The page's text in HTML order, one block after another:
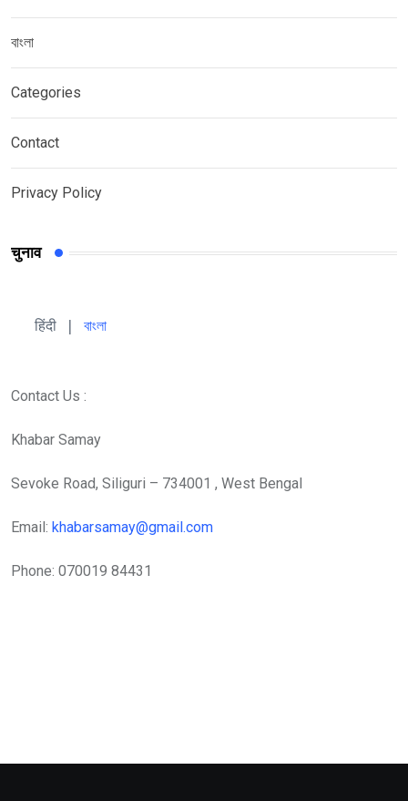
বাংলা
Categories
Contact
Privacy Policy
चुनाव
हिंदी | বাংলা
Contact Us :
Khabar Samay
Sevoke Road, Siliguri – 734001 , West Bengal
Email: khabarsamay@gmail.com
Phone: 070019 84431